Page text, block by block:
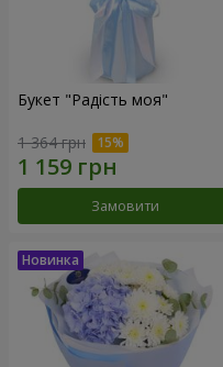
Букет "Радість моя"
1 364 грн
Замовити